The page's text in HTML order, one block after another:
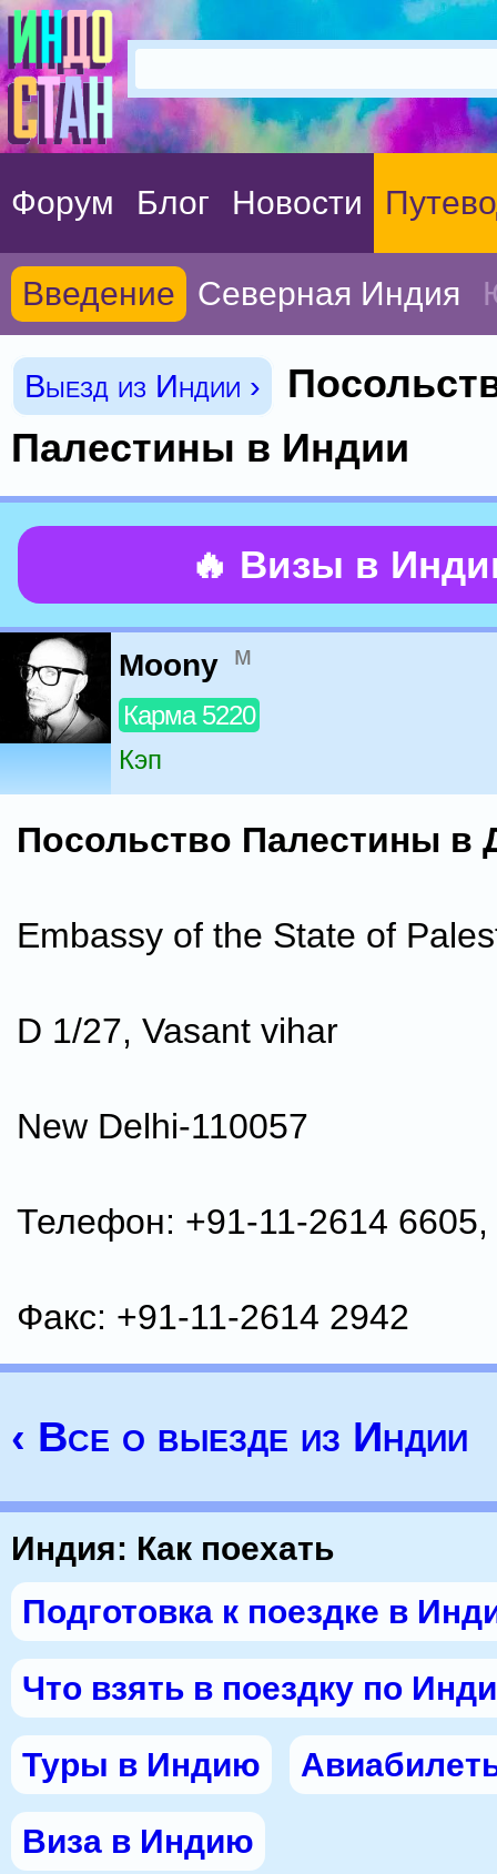
Форум Блог Новости
Введение Северная Индия
Выезд из Индии ›
Палестины в Индии
🔥 Визы в
Moony м
Карма 5220
Кэп
Посольство Палестины в
Embassy of the State of
D 1/27, Vasant vihar
New Delhi-110057
Телефон: +91-11-2614
Факс: +91-11-2614 2942
‹ Все о выезде из Индии
Индия: Как поехать
Подготовка к поездке в
Что взять в поездку по
Туры в Индию
Виза в Индию